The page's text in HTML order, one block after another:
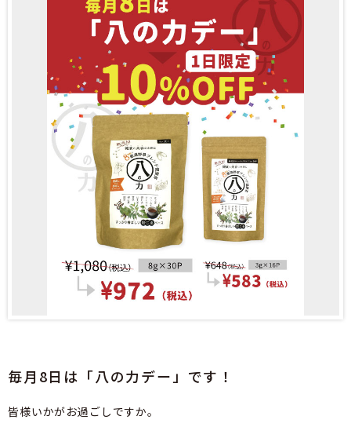
毎月8日は「八の力デー」です！
皆様いかがお過ごしですか。